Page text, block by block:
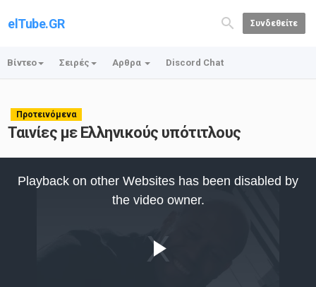
elTube.GR Συνδεθείτε
Βίντεο Σειρές Αρθρα Discord Chat
Προτεινόμενα
Ταινίες με Ελληνικούς υπότιτλους
Playback on other Websites has been disabled by
the video owner.